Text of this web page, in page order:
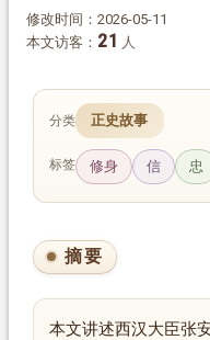
修改时间：2026-05-11
本文访客： 21 人
分类 正史故事
标签 修身 信 忠
摘要
本文讲述西汉大臣张